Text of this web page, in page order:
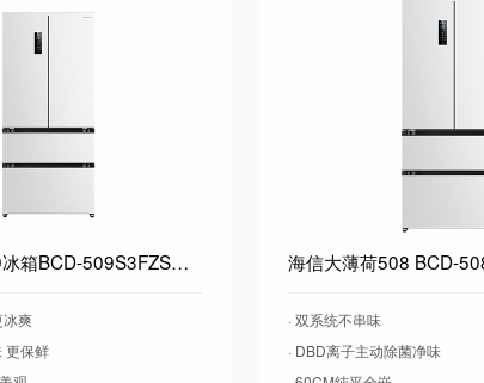
海信大薄荷509冰箱BCD-509S3FZSQD白 超薄零嵌入式四开门法式多门双系统自动制冰无霜主动除菌550升级款
冰爽
更保鲜
· 双系统不串味
· DBD离子主动除菌净味